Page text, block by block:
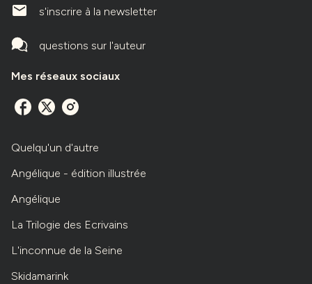
mailIcone
s'inscrire à la newsletter
questions sur l'auteur
Mes réseaux sociaux
Quelqu'un d'autre
Angélique - édition illustrée
Angélique
La Trilogie des Ecrivains
L'inconnue de la Seine
Skidamarink